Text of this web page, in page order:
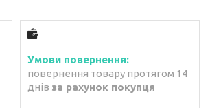
повернення товару протягом 14
днів за рахунок покупця